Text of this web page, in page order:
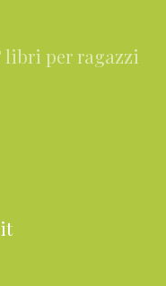
libri per ragazzi